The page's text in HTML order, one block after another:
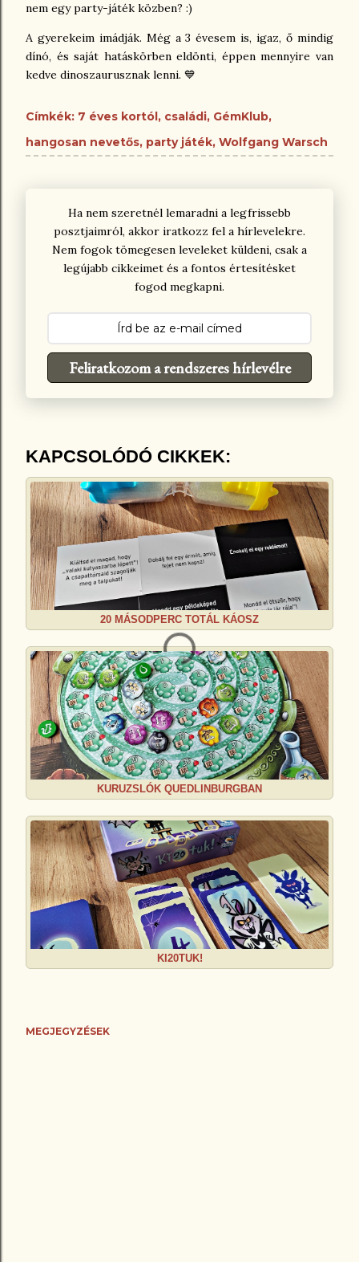
nem egy party-játék közben? :)
A gyerekeim imádják. Még a 3 évesem is, igaz, ő mindig
dínó, és saját hatáskörben eldönti, éppen mennyire van
kedve dinoszaurusznak lenni. 💙
Címkék: 7 éves kortól családi GémKlub
hangosan nevetős party játék Wolfgang Warsch
Ha nem szeretnél lemaradni a legfrissebb
posztjaimról, akkor iratkozz fel a hírlevelekre.
Nem fogok tömegesen leveleket küldeni, csak a
legújabb cikkeimet és a fontos értesítésket
fogod megkapni.
Feliratkozom a rendszeres hírlevélre
KAPCSOLÓDÓ CIKKEK:
20 MÁSODPERC TOTÁL KÁOSZ
KURUZSLÓK QUEDLINBURGBAN
KI20TUK!
MEGJEGYZÉSEK